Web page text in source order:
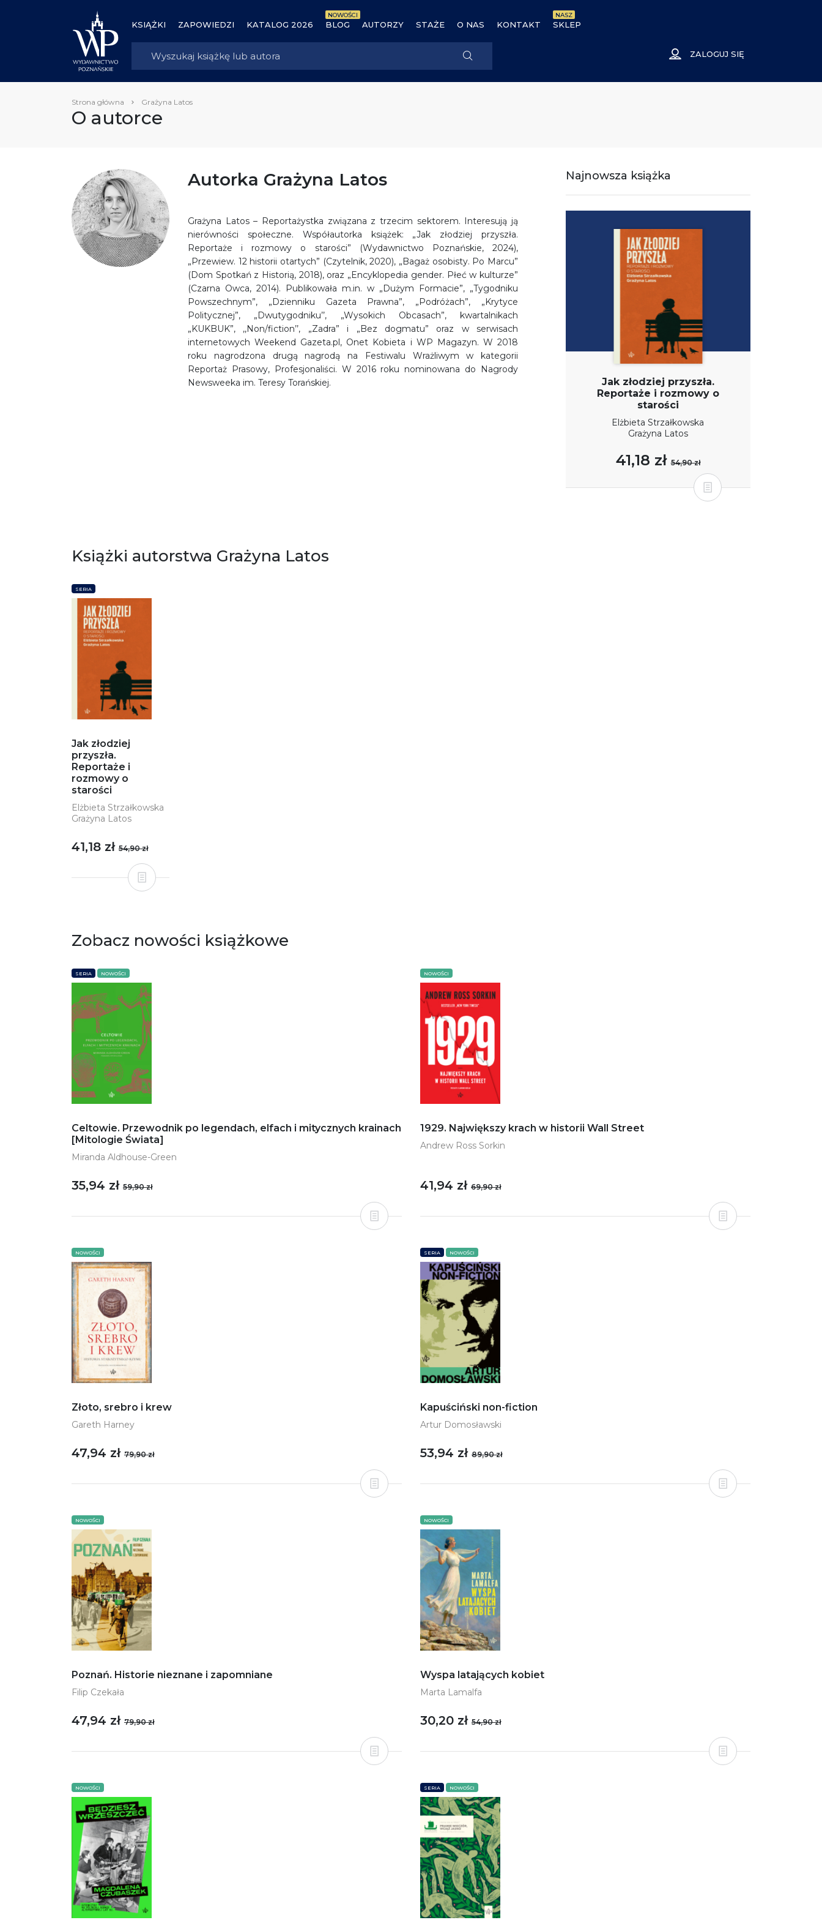
KSIĄŻKI ZAPOWIEDZI KATALOG 2026 BLOG
NOWOŚCI
AUTORZY STAŻE O NAS KONTAKT SKLEP
NASZ
ZALOGUJ SIĘ
Strona główna Grażyna Latos
O autorce
Autorka Grażyna Latos
Grażyna Latos – Reportażystka związana z trzecim sektorem. Interesują ją
nierówności społeczne. Współautorka książek: „Jak złodziej przyszła.
Reportaże i rozmowy o starości” (Wydawnictwo Poznańskie, 2024),
„Przewiew. 12 historii otartych” (Czytelnik, 2020), „Bagaż osobisty. Po Marcu”
(Dom Spotkań z Historią, 2018), oraz „Encyklopedia gender. Płeć w kulturze”
(Czarna Owca, 2014). Publikowała m.in. w „Dużym Formacie”, „Tygodniku
Powszechnym”, „Dzienniku Gazeta Prawna”, „Podróżach”, „Krytyce
Politycznej”, „Dwutygodniku’’, „Wysokich Obcasach”, kwartalnikach
„KUKBUK”, ,,Non/fiction’’, „Zadra” i „Bez dogmatu” oraz w serwisach
internetowych Weekend Gazeta.pl, Onet Kobieta i WP Magazyn. W 2018
roku nagrodzona drugą nagrodą na Festiwalu Wrażliwym w kategorii
Reportaż Prasowy, Profesjonaliści. W 2016 roku nominowana do Nagrody
Newsweeka im. Teresy Torańskiej.
Najnowsza książka
Jak złodziej przyszła.
Reportaże i rozmowy o
starości
Elżbieta Strzałkowska
Grażyna Latos
41,18 zł54,90 zł
Książki autorstwa Grażyna Latos
SERIA
Jak złodziej
przyszła.
Reportaże i
rozmowy o
starości
Elżbieta Strzałkowska
Grażyna Latos
41,18 zł 54,90 zł
Zobacz nowości książkowe
SERIA NOWOŚCI
Celtowie. Przewodnik po legendach, elfach i mitycznych krainach
[Mitologie Świata]
Miranda Aldhouse-Green
35,94 zł 59,90 zł
NOWOŚCI
1929. Największy krach w historii Wall Street
Andrew Ross Sorkin
41,94 zł 69,90 zł
NOWOŚCI
Złoto, srebro i krew
Gareth Harney
47,94 zł 79,90 zł
SERIA NOWOŚCI
Kapuściński non-fiction
Artur Domosławski
53,94 zł 89,90 zł
NOWOŚCI
Poznań. Historie nieznane i zapomniane
Filip Czekała
47,94 zł 79,90 zł
NOWOŚCI
Wyspa latających kobiet
Marta Lamalfa
30,20 zł 54,90 zł
NOWOŚCI SERIA NOWOŚCI